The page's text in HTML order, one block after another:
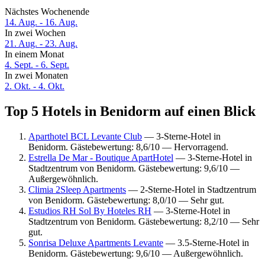
Nächstes Wochenende
14. Aug. - 16. Aug.
In zwei Wochen
21. Aug. - 23. Aug.
In einem Monat
4. Sept. - 6. Sept.
In zwei Monaten
2. Okt. - 4. Okt.
Top 5 Hotels in Benidorm auf einen Blick
Aparthotel BCL Levante Club — 3-Sterne-Hotel in
Benidorm. Gästebewertung: 8,6/10 — Hervorragend.
Estrella De Mar - Boutique ApartHotel — 3-Sterne-Hotel in
Stadtzentrum von Benidorm. Gästebewertung: 9,6/10 —
Außergewöhnlich.
Climia 2Sleep Apartments — 2-Sterne-Hotel in Stadtzentrum
von Benidorm. Gästebewertung: 8,0/10 — Sehr gut.
Estudios RH Sol By Hoteles RH — 3-Sterne-Hotel in
Stadtzentrum von Benidorm. Gästebewertung: 8,2/10 — Sehr
gut.
Sonrisa Deluxe Apartments Levante — 3.5-Sterne-Hotel in
Benidorm. Gästebewertung: 9,6/10 — Außergewöhnlich.